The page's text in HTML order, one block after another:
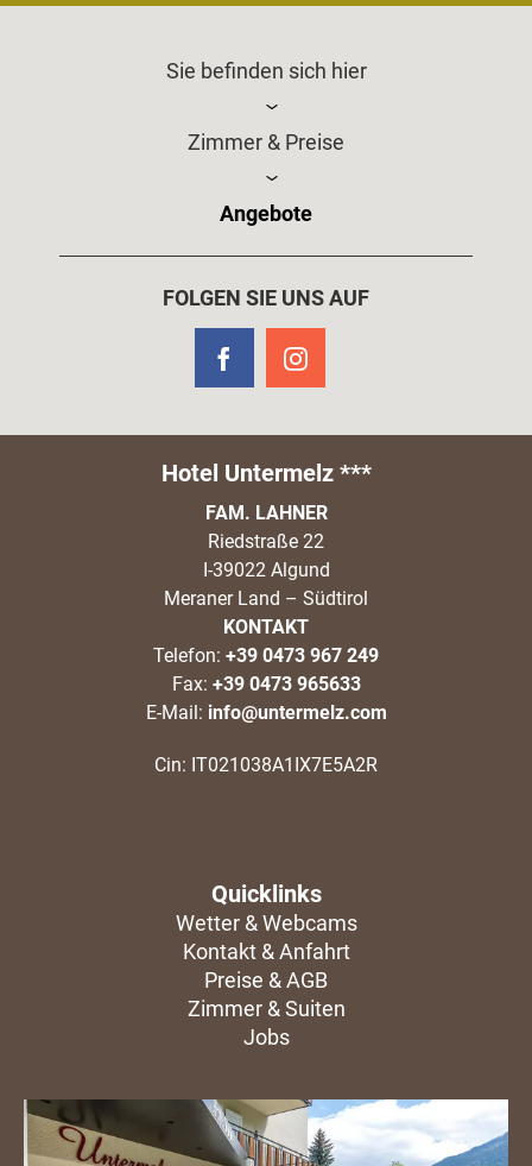
Sie befinden sich hier
Zimmer & Preise
Angebote
FOLGEN SIE UNS AUF
Hotel Untermelz ***
FAM. LAHNER
Riedstraße 22
I-39022 Algund
Meraner Land – Südtirol
KONTAKT
Telefon: +39 0473 967 249
Fax: +39 0473 965633
E-Mail: info@untermelz.com
Cin: IT021038A1IX7E5A2R
Quicklinks
Wetter & Webcams
Kontakt & Anfahrt
Preise & AGB
Zimmer & Suiten
Jobs